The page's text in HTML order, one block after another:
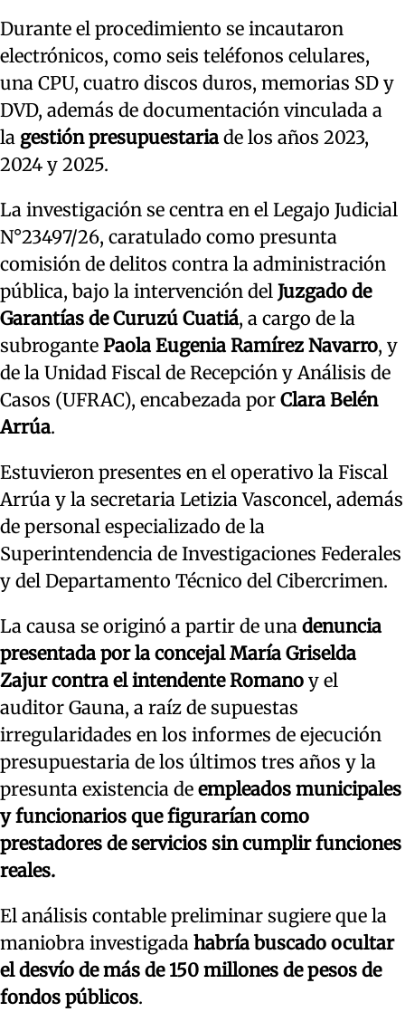
Durante el procedimiento se incautaron
electrónicos, como seis teléfonos celulares,
una CPU, cuatro discos duros, memorias SD y
DVD, además de documentación vinculada a
la gestión presupuestaria de los años 2023,
2024 y 2025.
La investigación se centra en el Legajo Judicial
N°23497/26, caratulado como presunta
comisión de delitos contra la administración
pública, bajo la intervención del Juzgado de
Garantías de Curuzú Cuatiá, a cargo de la
subrogante Paola Eugenia Ramírez Navarro, y
de la Unidad Fiscal de Recepción y Análisis de
Casos (UFRAC), encabezada por Clara Belén
Arrúa.
Estuvieron presentes en el operativo la Fiscal
Arrúa y la secretaria Letizia Vasconcel, además
de personal especializado de la
Superintendencia de Investigaciones Federales
y del Departamento Técnico del Cibercrimen.
La causa se originó a partir de una denuncia
presentada por la concejal María Griselda
Zajur contra el intendente Romano y el
auditor Gauna, a raíz de supuestas
irregularidades en los informes de ejecución
presupuestaria de los últimos tres años y la
presunta existencia de empleados municipales
y funcionarios que figurarían como
prestadores de servicios sin cumplir funciones
reales.
El análisis contable preliminar sugiere que la
maniobra investigada habría buscado ocultar
el desvío de más de 150 millones de pesos de
fondos públicos.